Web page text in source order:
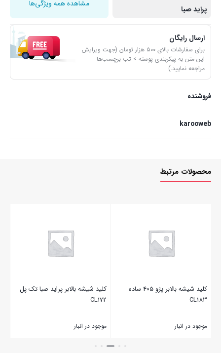
پراید صبا
مشاهده همه ویژگی‌ها
ارسال رایگان
برای سفارشات بالای ۵۰۰ هزار تومان (جهت ویرایش
این متن به پیکربندی پوسته > تب برچسب‌ها
مراجعه نمایید.)
فروشنده
karooweb
محصولات مرتبط
کلید شیشه بالابر پژو 405 ساده
CL183
موجود در انبار
کلید شیشه بالابر پراید صبا تک پل
CL172
موجود در انبار
بستن